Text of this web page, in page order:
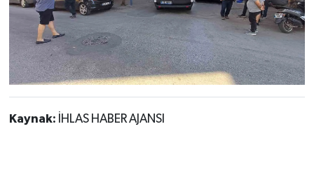
Kaynak: İHLAS HABER AJANSI